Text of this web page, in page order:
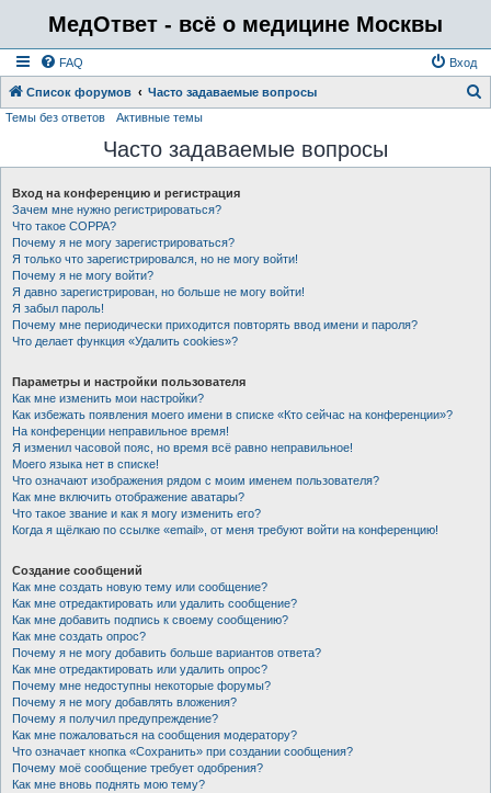
МедОтвет - всё о медицине Москвы
FAQ Вход
Список форумов Часто задаваемые вопросы
с
Темы без ответов Активные темы
Часто задаваемые вопросы
Вход на конференцию и регистрация
Зачем мне нужно регистрироваться?
Что такое COPPA?
Почему я не могу зарегистрироваться?
Я только что зарегистрировался, но не могу войти!
Почему я не могу войти?
Я давно зарегистрирован, но больше не могу войти!
Я забыл пароль!
Почему мне периодически приходится повторять ввод имени и пароля?
Что делает функция «Удалить cookies»?
Параметры и настройки пользователя
Как мне изменить мои настройки?
Как избежать появления моего имени в списке «Кто сейчас на конференции»?
На конференции неправильное время!
Я изменил часовой пояс, но время всё равно неправильное!
Моего языка нет в списке!
Что означают изображения рядом с моим именем пользователя?
Как мне включить отображение аватары?
Что такое звание и как я могу изменить его?
Когда я щёлкаю по ссылке «email», от меня требуют войти на конференцию!
Создание сообщений
Как мне создать новую тему или сообщение?
Как мне отредактировать или удалить сообщение?
Как мне добавить подпись к своему сообщению?
Как мне создать опрос?
Почему я не могу добавить больше вариантов ответа?
Как мне отредактировать или удалить опрос?
Почему мне недоступны некоторые форумы?
Почему я не могу добавлять вложения?
Почему я получил предупреждение?
Как мне пожаловаться на сообщения модератору?
Что означает кнопка «Сохранить» при создании сообщения?
Почему моё сообщение требует одобрения?
Как мне вновь поднять мою тему?